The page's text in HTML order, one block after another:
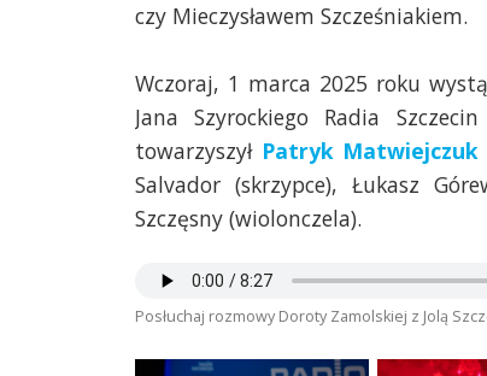
czy Mieczysławem Szcześniakiem.
Wczoraj, 1 marca 2025 roku
Jana Szyrockiego Radia
towarzyszył Patryk Matwiejczuk
Salvador (skrzypce), Łukasz
Szczęsny (wiolonczela).
Posłuchaj rozmowy Doroty Zamolskiej z Jolą